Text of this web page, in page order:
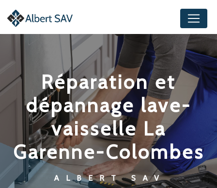
réparation et
dépannage lave-
vaisselle La
Garenne-Colombes
ALBERT SAV